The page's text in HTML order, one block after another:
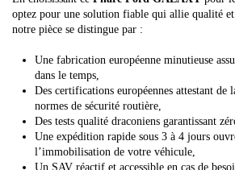
optez pour une solution fiable qui allie qualité
notre pièce se distingue par :
Une fabrication européenne minutieuse
dans le temps,
Des certifications européennes attestant de
normes de sécurité routière,
Des tests qualité draconiens garantissant
Une expédition rapide sous 3 à 4 jours
l’immobilisation de votre véhicule,
Un SAV réactif et accessible en cas de